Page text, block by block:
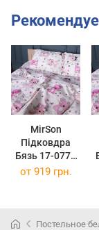
MirSon
Підковдра
Бязь 17-0776
Magic cats pink
от 919 грн.
Постельное